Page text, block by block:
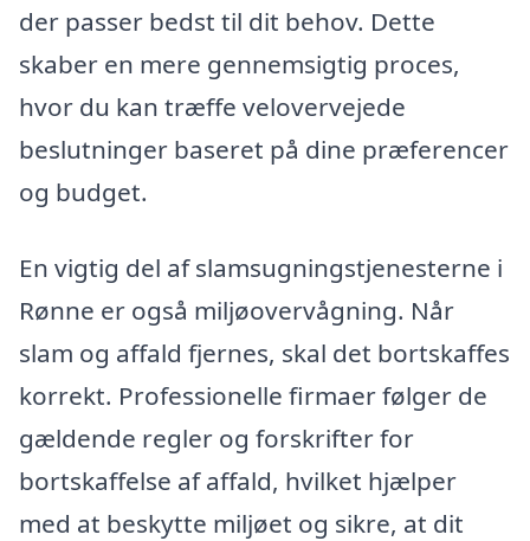
der passer bedst til dit behov. Dette
skaber en mere gennemsigtig proces,
hvor du kan træffe velovervejede
beslutninger baseret på dine præferencer
og budget.
En vigtig del af slamsugningstjenesterne i
Rønne er også miljøovervågning. Når
slam og affald fjernes, skal det bortskaffes
korrekt. Professionelle firmaer følger de
gældende regler og forskrifter for
bortskaffelse af affald, hvilket hjælper
med at beskytte miljøet og sikre, at dit